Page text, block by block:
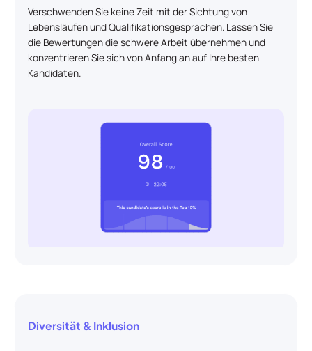
Verschwenden Sie keine Zeit mit der Sichtung von
Lebensläufen und Qualifikationsgesprächen. Lassen Sie
die Bewertungen die schwere Arbeit übernehmen und
konzentrieren Sie sich von Anfang an auf Ihre besten
Kandidaten.
Diversität & Inklusion